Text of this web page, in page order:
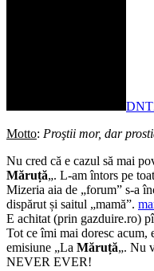
Motto: Proştii mor, dar
Nu cred că e cazul să mai
Măruță„. L-am întors pe
Mizeria aia de „forum” s-a
dispărut și saitul „mamă”.
E achitat (prin gazduire.ro)
Tot ce îmi mai doresc acum,
emisiune „La Măruță„. Nu
NEVER EVER!